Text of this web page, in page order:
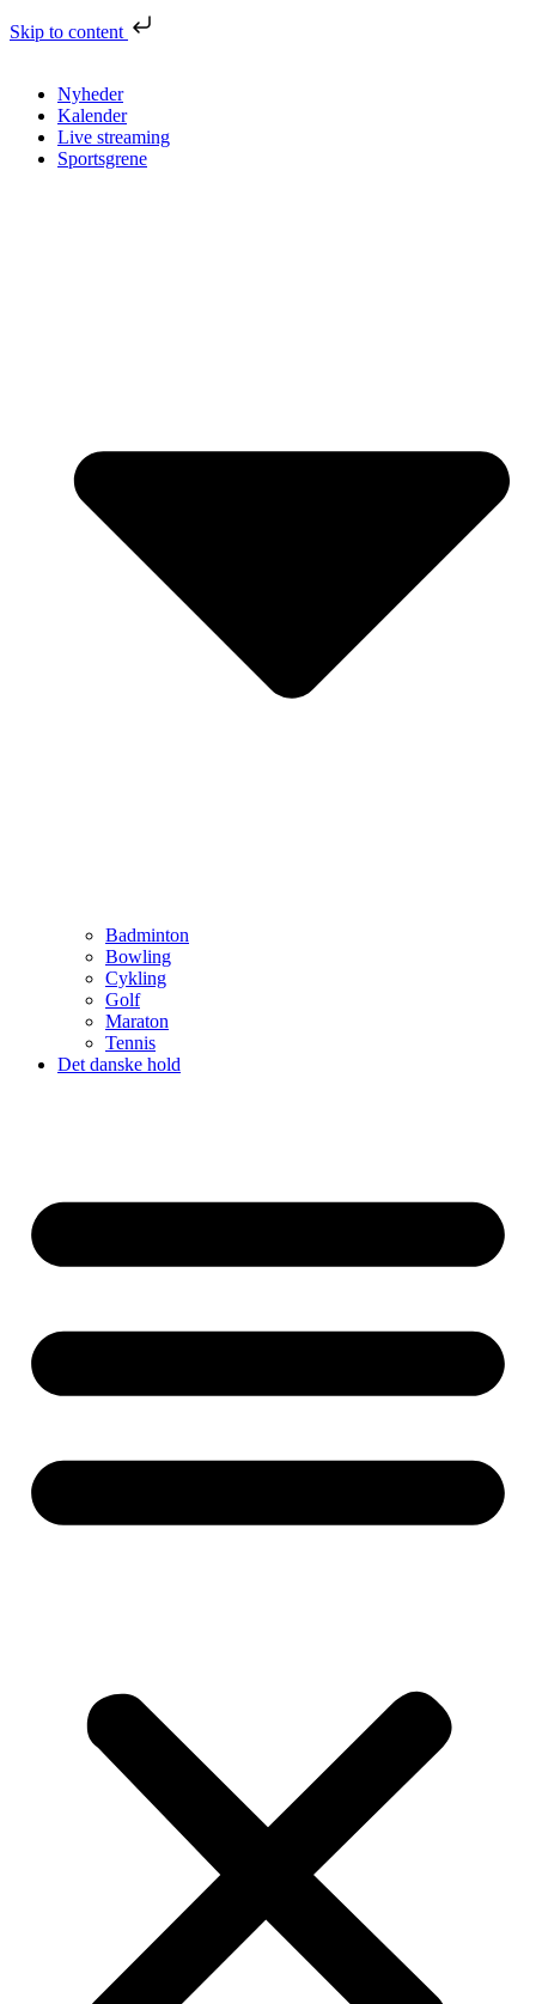
Skip to content
Nyheder
Kalender
Live streaming
Sportsgrene
Badminton
Bowling
Cykling
Golf
Maraton
Tennis
Det danske hold